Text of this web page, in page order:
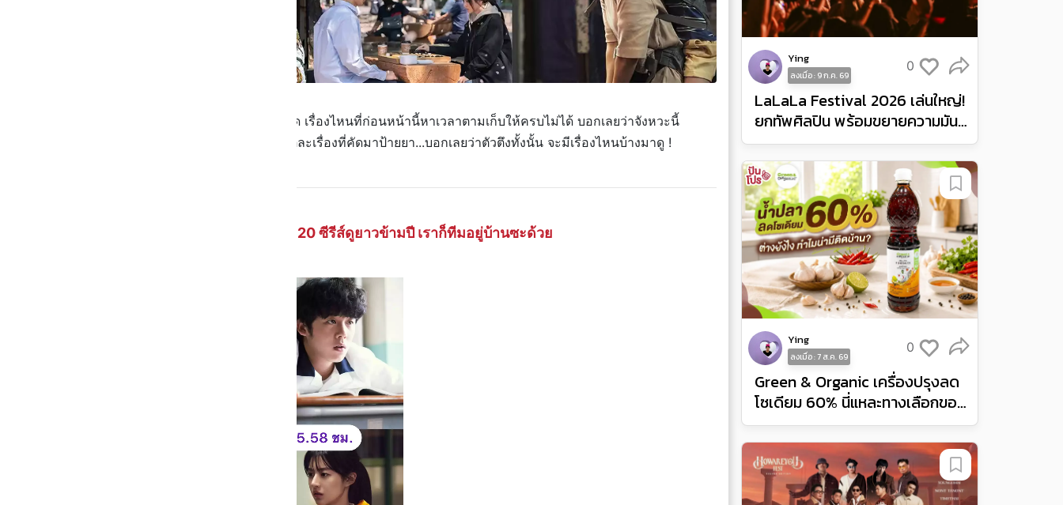
หยุดปีใหม่นี้ ขอนอนดูซีรีส์ให้ฉ่ำปอด เรื่องไหนที่ก่อนหน้านี้หาเวลาตามเก็บให้ครบไม่ได้ บอกเลยว่าจังหวะนี้
แหละ...ลงล็อกสุด ๆ ที่สำคัญซีรีส์แต่ละเรื่องที่คัดมาป้ายยา...บอกเลยว่าตัวตึงทั้งนั้น จะมีเรื่องไหนบ้างมาดู !
รวม 20 ซีรีส์ดูยาวข้ามปี เราก็ทีมอยู่บ้านซะด้วย
Ying
ลงเมื่อ : 9 ก.ค. 69
LaLaLa Festival 2026 เล่นใหญ่!
ยกทัพศิลปิน พร้อมขยายความมันส์
จากอินโดนีเซียสู่ฟิลิปปินส์
0
Ying
ลงเมื่อ : 7 ส.ค. 69
Green & Organic เครื่องปรุงลด
โซเดียม 60% นี่แหละทางเลือกของ
คนเป็นโรคไต
0